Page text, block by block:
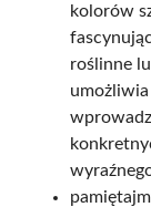
kolorów
roślinne